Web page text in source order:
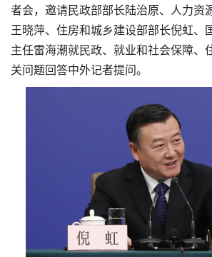
者会，邀请民政部部长陆治原、人力资
王晓萍、住房和城乡建设部部长倪虹、
主任雷海潮就民政、就业和社会保障、
关问题回答中外记者提问。